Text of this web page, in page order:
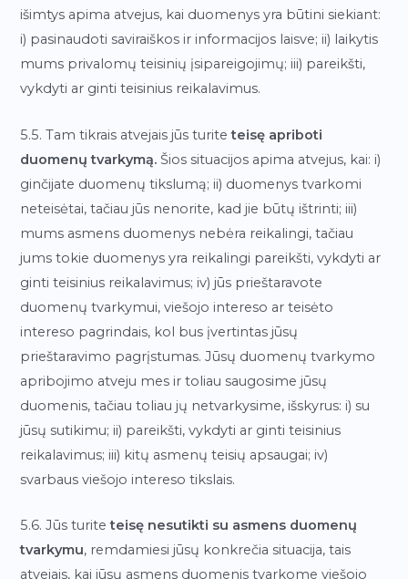
išimtys apima atvejus, kai duomenys yra būtini siekiant:
i) pasinaudoti saviraiškos ir informacijos laisve; ii) laikytis
mums privalomų teisinių įsipareigojimų; iii) pareikšti,
vykdyti ar ginti teisinius reikalavimus.
5.5. Tam tikrais atvejais jūs turiteteisę apriboti
duomenų tvarkymą. Šios situacijos apima atvejus, kai: i)
ginčijate duomenų tikslumą; ii) duomenys tvarkomi
neteisėtai, tačiau jūs nenorite, kad jie būtų ištrinti; iii)
mums asmens duomenys nebėra reikalingi, tačiau
jums tokie duomenys yra reikalingi pareikšti, vykdyti ar
ginti teisinius reikalavimus; iv) jūs prieštaravote
duomenų tvarkymui, viešojo intereso ar teisėto
intereso pagrindais, kol bus įvertintas jūsų
prieštaravimo pagrįstumas. Jūsų duomenų tvarkymo
apribojimo atveju mes ir toliau saugosime jūsų
duomenis, tačiau toliau jų netvarkysime, išskyrus: i) su
jūsų sutikimu; ii) pareikšti, vykdyti ar ginti teisinius
reikalavimus; iii) kitų asmenų teisių apsaugai; iv)
svarbaus viešojo intereso tikslais.
5.6. Jūs turite teisę nesutikti su asmens duomenų
tvarkymu, remdamiesi jūsų konkrečia situacija, tais
atvejais, kai jūsų asmens duomenis tvarkome viešojo